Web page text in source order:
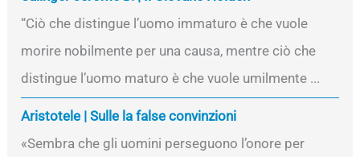
“Ciò che distingue l’uomo immaturo è che vuole
morire nobilmente per una causa, mentre ciò che
distingue l’uomo maturo è che vuole umilmente ...
Aristotele | Sulle la false convinzioni
«Sembra che gli uomini perseguono l’onore per